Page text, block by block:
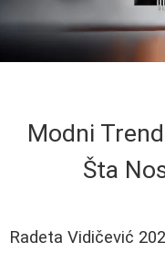
Modni
Šta
Radeta Vidičević